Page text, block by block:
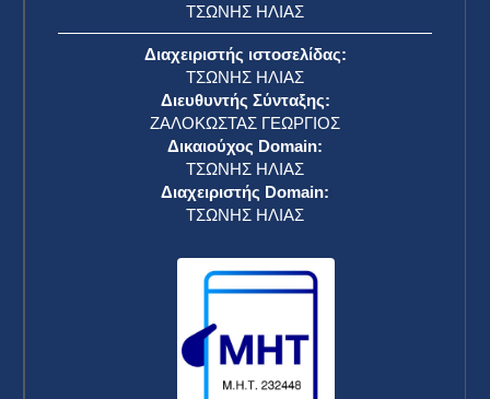
ΤΣΩΝΗΣ ΗΛΙΑΣ
Διαχειριστής ιστοσελίδας:
ΤΣΩΝΗΣ ΗΛΙΑΣ
Διευθυντής Σύνταξης:
ΖΑΛΟΚΩΣΤΑΣ ΓΕΩΡΓΙΟΣ
Δικαιούχος Domain:
ΤΣΩΝΗΣ ΗΛΙΑΣ
Διαχειριστής Domain:
ΤΣΩΝΗΣ ΗΛΙΑΣ